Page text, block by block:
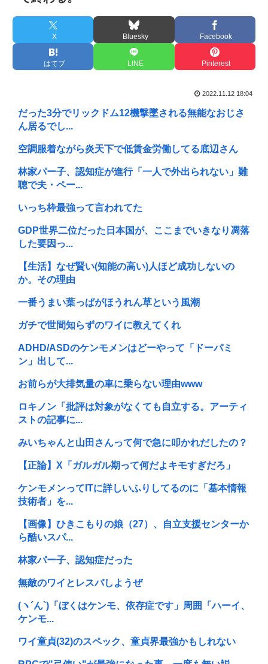
X Bluesky Facebook
はてブ LINE Pinterest
2022.11.12 18:04
だった3分でリックドム12機撃墜される無能なおじさ
ん居るでし...
空調服着ながら炎天下で低賃金労働してる底辺さん
林家パー子、認知症が進行「一人で外出られない」難
聴で夫・ペー...
いっち枠最強って言われてた
GDP世界二位だった日本国が、ここまでいきなり凋落
した要因っ...
【生活】なぜ賢い(知能の高い)人ほど成功しないの
か。その理由
一番うまい葉っぱがほうれん草という風潮
ガチで世間知らずのワイに教えてくれ
ADHD/ASDのケンモメンはどーやって「ドーパミ
ン」出して...
お前らが大排気量の車に乗らない理由www
ロキノン「批評は対象がなくても自立する。アーティ
ストの記事に...
みいちゃんと山田さんって何で急に叩かれだしたの？
【正論】X「ガルガル期って何だよキモすぎだろ」
ケンモメンってITに詳しいふりしてるのに「基本情報
技術者」を...
【画像】ひきこもりの娘（27）、自立支援センターか
ら酷いスパ...
林家パー子、認知症だった
無敵のワイとレスバしようぜ
(ヽ´ん`)「ぼくはケンモ、依存症です」周囲「ハーイ、
ケンモ...
ワイ童貞(32)のスペック、童貞界最強かもしれない